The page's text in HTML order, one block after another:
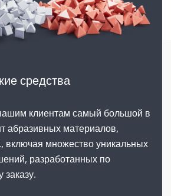
средства
клиентам самый большой в
абразивных материалов,
включая множество уникальных
разработанных по